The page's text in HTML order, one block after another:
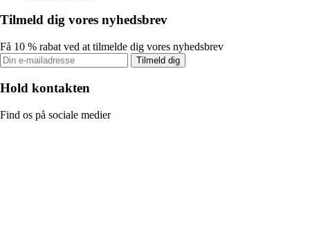
Tilmeld dig vores nyhedsbrev
Få 10 % rabat ved at tilmelde dig vores nyhedsbrev
Tilmeld dig
Hold kontakten
Find os på sociale medier